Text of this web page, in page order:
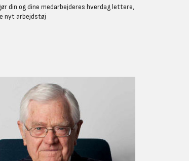
din og dine medarbejderes hverdag lettere,
nyt arbejdstøj